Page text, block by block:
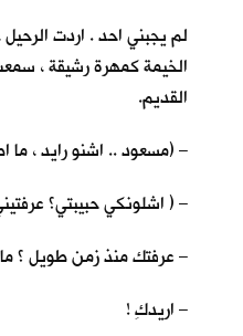
لم يجبني احد . اردت
الخيمة كمهرة رشيقة ،
القديم.
– (مسعود .. اشنو رايد ، ما
– ( اشلونكي حبيبتي؟
– عرفتك منذ زمن طويل ؟
– اريدكِ !